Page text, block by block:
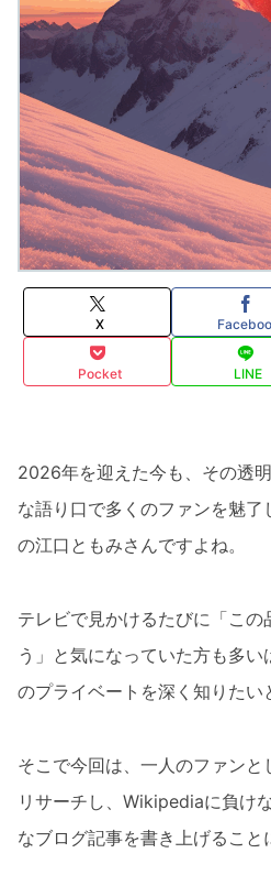
X
Pocket LINE
2026年を迎えた今も、その透
な語り口で多くのファンを魅了
の江口ともみさんですよね。
テレビで見かけるたびに「こ
う」と気になっていた方も多
のプライベートを深く知りたい
そこで今回は、一人のファン
リサーチし、Wikipediaに負け
なブログ記事を書き上げること